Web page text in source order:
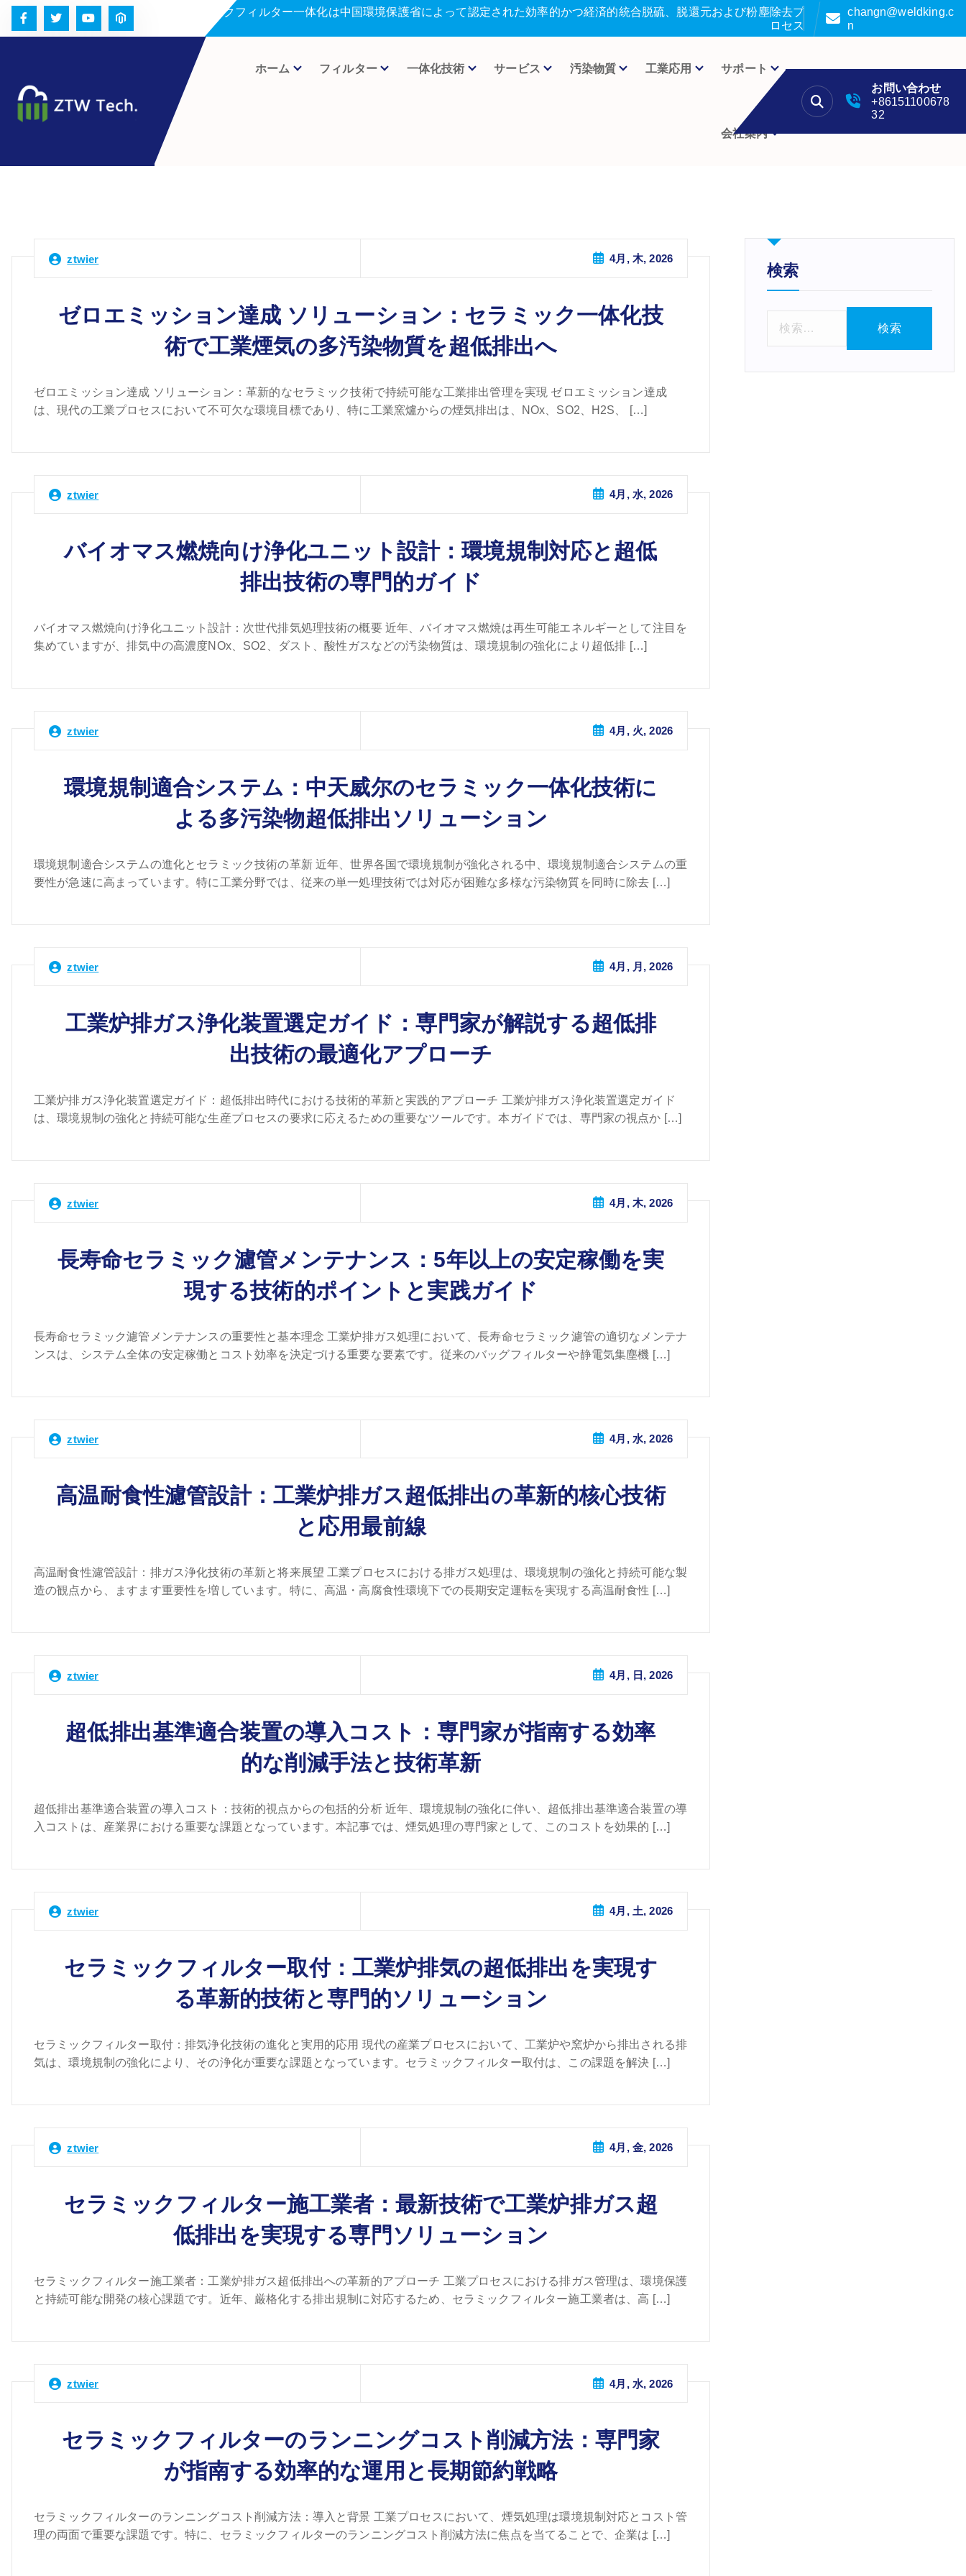
プ
セラミックフィルター一体化は中国環境保護省によって認定された効率的かつ経済的統合脱硫、脱還元および粉塵除去プ
ロセス
changn@weldking.c
n
ホーム フィルター 一体化技術 サービス 汚染物質 工業応用 サポート
会社案内
お問い合わせ
+86151100678
32
ztwier 4月, 木, 2026
ゼロエミッション達成 ソリューション：セラミック一体化技
術で工業煙気の多汚染物質を超低排出へ
ゼロエミッション達成 ソリューション：革新的なセラミック技術で持続可能な工業排出管理を実現 ゼロエミッション達成
は、現代の工業プロセスにおいて不可欠な環境目標であり、特に工業窯爐からの煙気排出は、NOx、SO2、H2S、 […]
ztwier 4月, 水, 2026
バイオマス燃焼向け浄化ユニット設計：環境規制対応と超低
排出技術の専門的ガイド
バイオマス燃焼向け浄化ユニット設計：次世代排気処理技術の概要 近年、バイオマス燃焼は再生可能エネルギーとして注目を
集めていますが、排気中の高濃度NOx、SO2、ダスト、酸性ガスなどの汚染物質は、環境規制の強化により超低排 […]
ztwier 4月, 火, 2026
環境規制適合システム：中天威尔のセラミック一体化技術に
よる多污染物超低排出ソリューション
環境規制適合システムの進化とセラミック技術の革新 近年、世界各国で環境規制が強化される中、環境規制適合システムの重
要性が急速に高まっています。特に工業分野では、従来の単一処理技術では対応が困難な多様な污染物質を同時に除去 […]
ztwier 4月, 月, 2026
工業炉排ガス浄化装置選定ガイド：専門家が解説する超低排
出技術の最適化アプローチ
工業炉排ガス浄化装置選定ガイド：超低排出時代における技術的革新と実践的アプローチ 工業炉排ガス浄化装置選定ガイド
は、環境規制の強化と持続可能な生産プロセスの要求に応えるための重要なツールです。本ガイドでは、専門家の視点か […]
ztwier 4月, 木, 2026
長寿命セラミック濾管メンテナンス：5年以上の安定稼働を実
現する技術的ポイントと実践ガイド
長寿命セラミック濾管メンテナンスの重要性と基本理念 工業炉排ガス処理において、長寿命セラミック濾管の適切なメンテナ
ンスは、システム全体の安定稼働とコスト効率を決定づける重要な要素です。従来のバッグフィルターや静電気集塵機 […]
ztwier 4月, 水, 2026
高温耐食性濾管設計：工業炉排ガス超低排出の革新的核心技術
と応用最前線
高温耐食性濾管設計：排ガス浄化技術の革新と将来展望 工業プロセスにおける排ガス処理は、環境規制の強化と持続可能な製
造の観点から、ますます重要性を増しています。特に、高温・高腐食性環境下での長期安定運転を実現する高温耐食性 […]
ztwier 4月, 日, 2026
超低排出基準適合装置の導入コスト：専門家が指南する効率
的な削減手法と技術革新
超低排出基準適合装置の導入コスト：技術的視点からの包括的分析 近年、環境規制の強化に伴い、超低排出基準適合装置の導
入コストは、産業界における重要な課題となっています。本記事では、煙気処理の専門家として、このコストを効果的 […]
ztwier 4月, 土, 2026
セラミックフィルター取付：工業炉排気の超低排出を実現す
る革新的技術と専門的ソリューション
セラミックフィルター取付：排気浄化技術の進化と実用的応用 現代の産業プロセスにおいて、工業炉や窯炉から排出される排
気は、環境規制の強化により、その浄化が重要な課題となっています。セラミックフィルター取付は、この課題を解決 […]
ztwier 4月, 金, 2026
セラミックフィルター施工業者：最新技術で工業炉排ガス超
低排出を実現する専門ソリューション
セラミックフィルター施工業者：工業炉排ガス超低排出への革新的アプローチ 工業プロセスにおける排ガス管理は、環境保護
と持続可能な開発の核心課題です。近年、厳格化する排出規制に対応するため、セラミックフィルター施工業者は、高 […]
ztwier 4月, 水, 2026
セラミックフィルターのランニングコスト削減方法：専門家
が指南する効率的な運用と長期節約戦略
セラミックフィルターのランニングコスト削減方法：導入と背景 工業プロセスにおいて、煙気処理は環境規制対応とコスト管
理の両面で重要な課題です。特に、セラミックフィルターのランニングコスト削減方法に焦点を当てることで、企業は […]
検索